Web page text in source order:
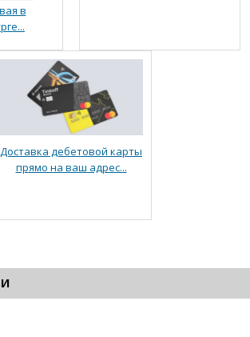
в
Доставка дебетовой карты
прямо на ваш адрес...